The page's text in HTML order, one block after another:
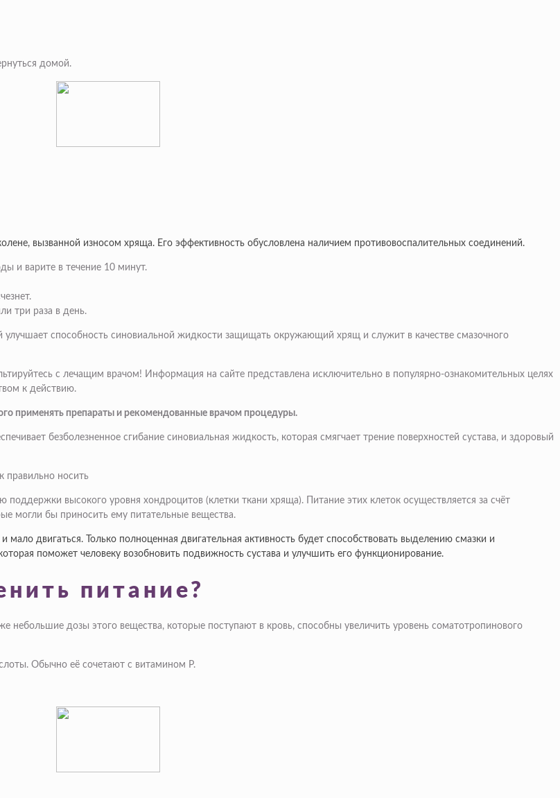
домой.
вызванной износом хряща. Его эффективность обусловлена наличием противовоспалительных соединений.
и варите в течение 10 минут.
три раза в день.
способность синовиальной жидкости защищать окружающий хрящ и служит в качестве смазочного
с лечащим врачом! Информация на сайте представлена исключительно в популярно-ознакомительных целях
к действию.
применять препараты и рекомендованные врачом процедуры.
безболезненное сгибание синовиальная жидкость, которая смягчает трение поверхностей сустава, и здоровый
правильно носить
высокого уровня хондроцитов (клетки ткани хряща). Питание этих клеток осуществляется за счёт
могли бы приносить ему питательные вещества.
двигаться. Только полноценная двигательная активность будет способствовать выделению смазки и
поможет человеку возобновить подвижность сустава и улучшить его функционирование.
питание?
небольшие дозы этого вещества, которые поступают в кровь, способны увеличить уровень соматотропинового
Обычно её сочетают с витамином P.